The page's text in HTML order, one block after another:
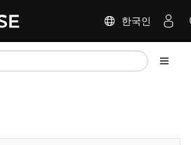
한국인